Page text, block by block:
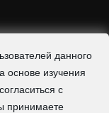
данного
основе изучения
с
принимаете